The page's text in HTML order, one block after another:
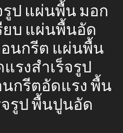
ป แผ่นพื้น มอก
ยบ แผ่นพื้นอัด
นกรีต แผ่นพื้น
รงสำเร็จรูป
กรีตอัดแรง พื้น
รูป พื้นปูนอัด